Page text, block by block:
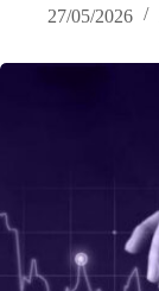
27/05/2026